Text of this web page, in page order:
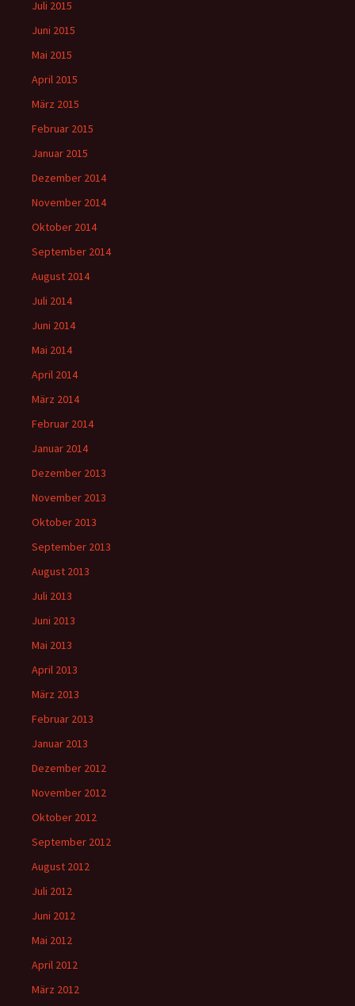
Juli 2015
Juni 2015
Mai 2015
April 2015
März 2015
Februar 2015
Januar 2015
Dezember 2014
November 2014
Oktober 2014
September 2014
August 2014
Juli 2014
Juni 2014
Mai 2014
April 2014
März 2014
Februar 2014
Januar 2014
Dezember 2013
November 2013
Oktober 2013
September 2013
August 2013
Juli 2013
Juni 2013
Mai 2013
April 2013
März 2013
Februar 2013
Januar 2013
Dezember 2012
November 2012
Oktober 2012
September 2012
August 2012
Juli 2012
Juni 2012
Mai 2012
April 2012
März 2012